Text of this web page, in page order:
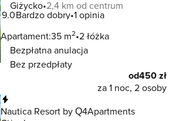
Giżycko 2,4 km od centrum
9.0Bardzo dobry 1 opinia
Apartament:35 m2 2 łóżka
Bezpłatna anulacja
Bez przedpłaty
od450 zł
za 1 noc, 2 osoby
Nautica Resort by Q4Apartments